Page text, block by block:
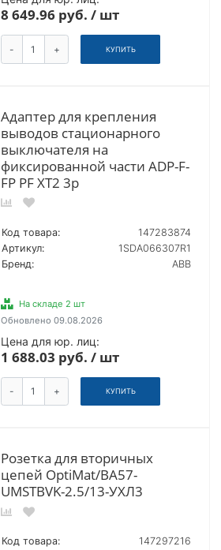
8 649.96 руб. / шт
- + КУПИТЬ
Адаптер для крепления
выводов стационарного
выключателя на
фиксированной части ADP-F-
FP PF XT2 3p
Код товара:
147283874
Артикул:
1SDA066307R1
Бренд:
ABB
На складе 2 шт
Обновлено 09.08.2026
Цена для юр. лиц:
1 688.03 руб. / шт
- + КУПИТЬ
Розетка для вторичных
цепей OptiMat/ВА57-
UMSTBVK-2.5/13-УХЛ3
Код товара:
147297216